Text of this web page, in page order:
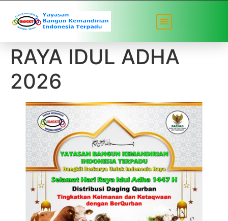
SELAMAT HARI
RAYA IDUL ADHA
2026